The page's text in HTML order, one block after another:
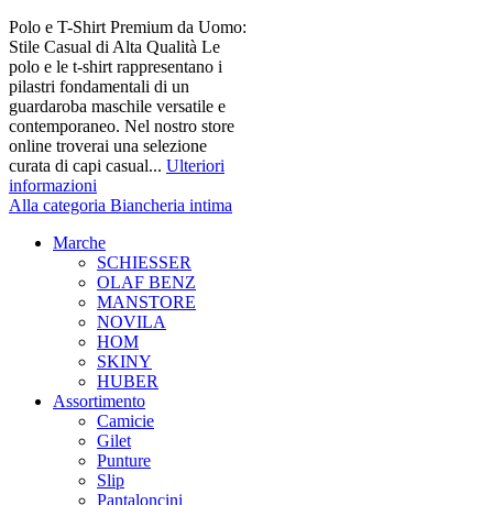
Polo e T-Shirt Premium da Uomo:
Stile Casual di Alta Qualità Le
polo e le t-shirt rappresentano i
pilastri fondamentali di un
guardaroba maschile versatile e
contemporaneo. Nel nostro store
online troverai una selezione
curata di capi casual... Ulteriori
informazioni
Alla categoria Biancheria intima
Marche
SCHIESSER
OLAF BENZ
MANSTORE
NOVILA
HOM
SKINY
HUBER
Assortimento
Camicie
Gilet
Punture
Slip
Pantaloncini